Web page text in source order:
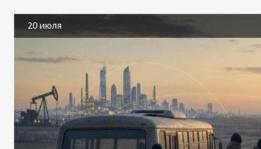
20 июля